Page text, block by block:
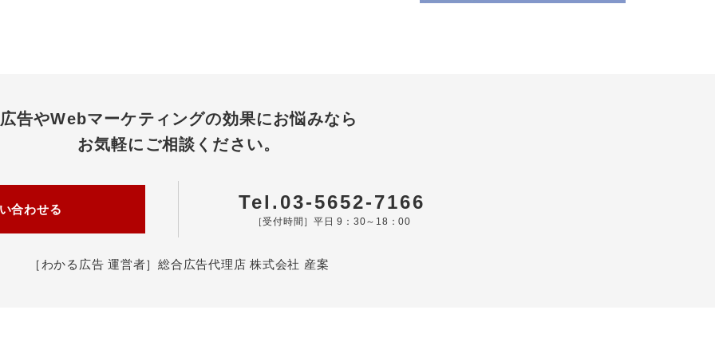
広告やWebマーケティングの効果にお悩みなら
お気軽にご相談ください。
合わせる Tel.03-5652-7166
［受付時間］平日 9：30～18：00
［わかる広告 運営者］ 総合広告代理店 株式会社 産案